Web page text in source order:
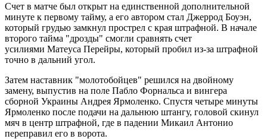
Счет в матче был открыт на единственной дополнительной
минуте к первому тайму, а его автором стал Джеррод Боуэн,
который грудью замкнул прострел с края штрафной. В начале
второго тайма "дрозды" смогли сравнять счет
усилиями Матеуса Перейры, который пробил из-за штрафной
точно в дальний угол.
Затем наставник "молотобойцев" решился на двойному
замену, выпустив на поле Пабло Форнальса и вингера
сборной Украины Андрея Ярмоленко. Спустя четыре минуты
Ярмоленко после подачи на дальнюю штангу, головой скинул
мяч в центр штрафной, где в падении Микаил Антонио
переправил его в ворота.